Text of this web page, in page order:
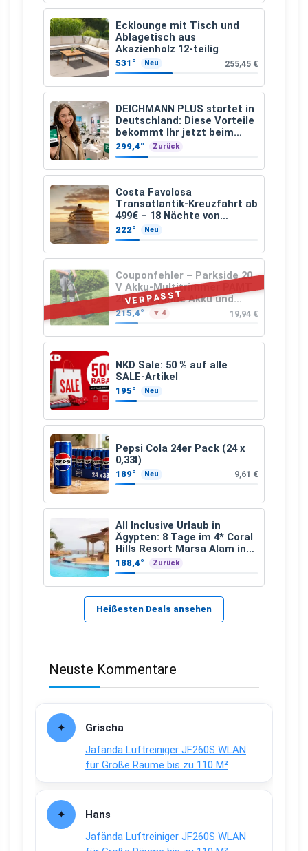
Ecklounge mit Tisch und
Ablagetisch aus
Akazienholz 12-teilig
531° Neu 255,45 €
DEICHMANN PLUS startet in
Deutschland: Diese Vorteile
bekommt Ihr jetzt beim
Schuhkauf
299,4° Zurück
Costa Favolosa
Transatlantik-Kreuzfahrt ab
499€ – 18 Nächte von
Hamburg nach Guadeloupe
222° Neu
VERPASST
Couponfehler – Parkside 20
V Akku-Multitrimmer PAMT
20-Li A1 (ohne Akku und
Ladegerät)
215,4° ▼ 4 19,94 €
NKD Sale: 50 % auf alle
SALE-Artikel
195° Neu
Pepsi Cola 24er Pack (24 x
0,33l)
189° Neu 9,61 €
All Inclusive Urlaub in
Ägypten: 8 Tage im 4* Coral
Hills Resort Marsa Alam inkl.
Flüge ab 299 € p.P.
188,4° Zurück
Heißesten Deals ansehen
Neuste Kommentare
Grischa
Jafända Luftreiniger JF260S WLAN
für Große Räume bis zu 110 M²
Hans
Jafända Luftreiniger JF260S WLAN